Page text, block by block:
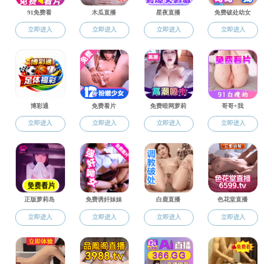
本科教育 会计辅修2019-
2018级会计辅修
禁忌书屋
禁忌书屋 2020
禁忌书屋 2019-
禁忌书屋 2019-